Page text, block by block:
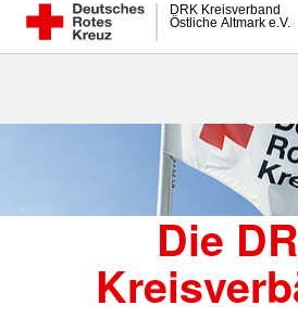
Östliche Altmark e.V.
DRK Kreisverband
Die